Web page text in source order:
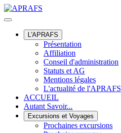
L'APRAFS
Présentation
Affiliation
Conseil d'administration
Statuts et AG
Mentions légales
L'actualité de l'APRAFS
ACCUEIL
Autant Savoir...
Excursions et Voyages
Prochaines excursions